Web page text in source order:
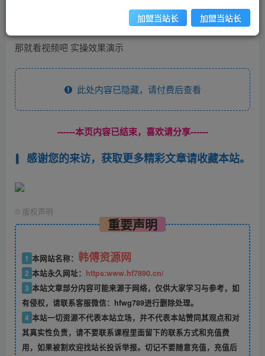
一天引流一万个女粉？？别吹牛了
那就看视频吧 实操效果演示
此处内容已隐藏，请付费后查看
------本页内容已结束，喜欢请分享------
感谢您的来访，获取更多精彩文章请收藏本站。
© 版权声明
重要声明
1 本网站名称： 韩傅资源网
2 本站永久网址： https:www.hf7890.cn/
3 本站文章部分内容可能来源于网络，仅供大家学习与参考，如
有侵权，请联系客服微信：hfwg789进行删除处理。
4 本站一切资源不代表本站立场，并不代表本站赞同其观点和对
其真实性负责，请不要联系课程里面留下的联系方式和充值费
用，如果被割欢迎找站长投诉举报。切记不要随意充值，充值后
加盟当站长 加盟当站长